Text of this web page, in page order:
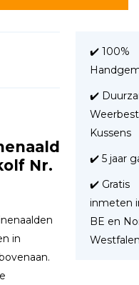
Nr.
in
✔️ 100%
✔️
Kussens
✔️ 5 jaar
✔️ Gratis
inmeten
BE en